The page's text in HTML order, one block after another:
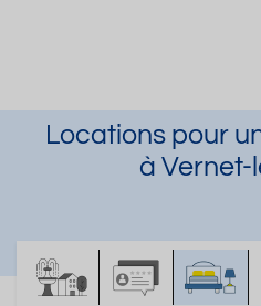
Locations pour
à Vernet-